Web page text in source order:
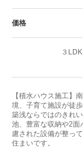
価格
３
【積水ハウス施工】
境、子育て施設が徒
築浅ならではのきれ
池、豊富な収納や2面
慮された設備が整っ
住まいです。